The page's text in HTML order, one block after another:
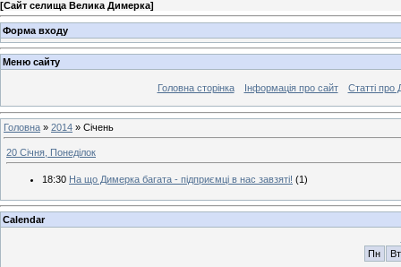
[Cайт селища Велика Димерка]
Форма входу
Меню сайту
Головна сторінка Інформація про сайт Статті про
Головна » 2014 » Січень
20 Січня, Понеділок
18:30 На що Димерка багата - підприємці в нас завзяті! (1)
Calendar
Пн
Вт